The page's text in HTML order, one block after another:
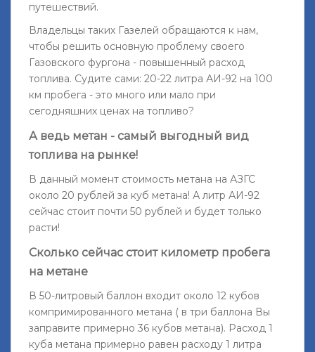
путешествий.
Владельцы таких Газелей обращаются к нам,
чтобы решить основную проблему своего
Газовского фургона - повышенный расход
топлива. Судите сами: 20-22 литра АИ-92 на 100
км пробега - это много или мало при
сегодняшних ценах на топливо?
А ведь метан - самый выгодный вид
топлива на рынке!
В данный момент стоимость метана на АЗГС
около 20 рублей за куб метана! А литр АИ-92
сейчас стоит почти 50 рублей и будет только
расти!
Сколько сейчас стоит километр пробега
на метане
В 50-литровый баллон входит около 12 кубов
компримированного метана ( в три баллона Вы
заправите примерно 36 кубов метана). Расход 1
куба метана примерно равен расходу 1 литра